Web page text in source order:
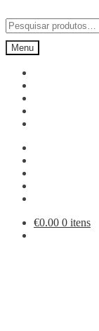
para
a
navegação
para
o
conteúdo
Pesquisar
por:
Menu
€0.00 0 itens